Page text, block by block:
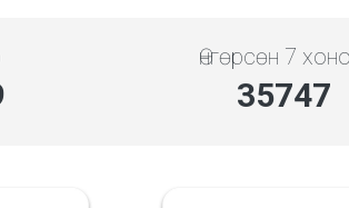
Өнгөрсөн 7
35747